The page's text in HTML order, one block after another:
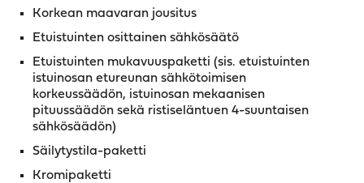
Korkean maavaran jousitus
Etuistuinten osittainen sähkösäätö
Etuistuinten mukavuuspaketti (sis. etuistuinten
istuinosan etureunan sähkötoimisen
korkeussäädön, istuinosan mekaanisen
pituussäädön sekä ristiseläntuen 4-suuntaisen
sähkösäädön)
Säilytystila-paketti
Kromipaketti